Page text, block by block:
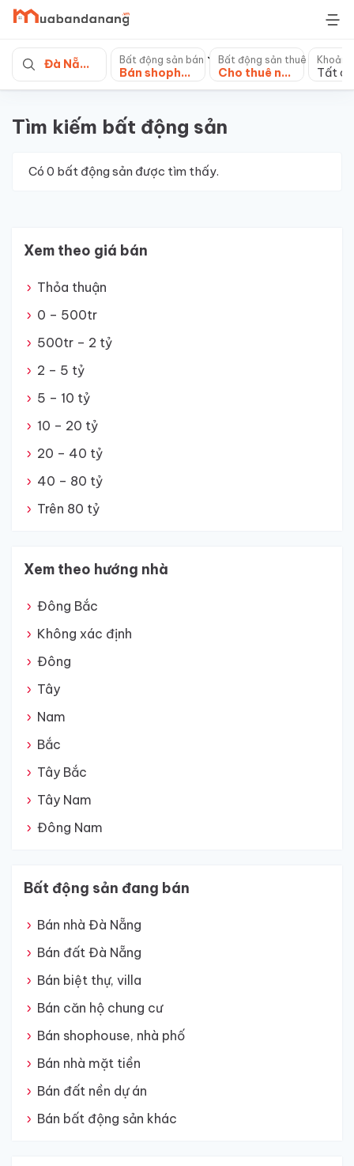
Skip
content
Đà Nẵng Bất động sản bán
Bán shophouse, nhà phố
Bất động sản thuê
Cho thuê nhà mặt phố Tất cả
Tìm kiếm bất động sản
Có 0 bất động sản được tìm thấy.
Xem theo giá bán
Thỏa thuận
0 – 500tr
500tr – 2 tỷ
2 – 5 tỷ
5 – 10 tỷ
10 – 20 tỷ
20 – 40 tỷ
40 – 80 tỷ
Trên 80 tỷ
Xem theo hướng nhà
Đông Bắc
Không xác định
Đông
Tây
Nam
Bắc
Tây Bắc
Tây Nam
Đông Nam
Bất động sản đang bán
Bán nhà Đà Nẵng
Bán đất Đà Nẵng
Bán biệt thự, villa
Bán căn hộ chung cư
Bán shophouse, nhà phố
Bán nhà mặt tiền
Bán đất nền dự án
Bán bất động sản khác